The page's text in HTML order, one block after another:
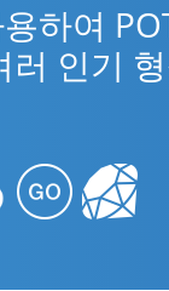
하여
인기